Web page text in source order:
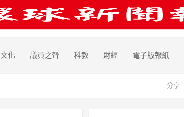
文化 議員之聲 科教 財經 電子版報紙